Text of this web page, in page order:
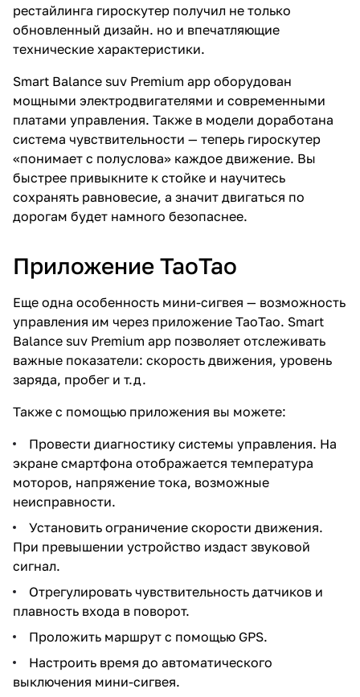
рестайлинга гироскутер получил не только
обновленный дизайн. но и впечатляющие
технические характеристики.
Smart Balance suv Premium app оборудован
мощными электродвигателями и современными
платами управления. Также в модели доработана
система чувствительности — теперь гироскутер
«понимает с полуслова» каждое движение. Вы
быстрее привыкните к стойке и научитесь
сохранять равновесие, а значит двигаться по
дорогам будет намного безопаснее.
Приложение ТаоТао
Еще одна особенность мини-сигвея — возможность
управления им через приложение TaoTao. Smart
Balance suv Premium app позволяет отслеживать
важные показатели: скорость движения, уровень
заряда, пробег и т.д.
Также с помощью приложения вы можете:
Провести диагностику системы управления. На
экране смартфона отображается температура
моторов, напряжение тока, возможные
неисправности.
Установить ограничение скорости движения.
При превышении устройство издаст звуковой
сигнал.
Отрегулировать чувствительность датчиков и
плавность входа в поворот.
Проложить маршрут с помощью GPS.
Настроить время до автоматического
выключения мини-сигвея.